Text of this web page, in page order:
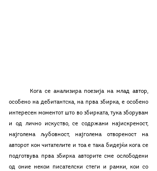
особено на дебитантска, на прва збирка, е особено
интересен моментот што во збирката, тука зборувам
и од лично искуство, се содржани најискреност,
најголема љубовност, најголема отвореност на
авторот кон читателите и тоа е така бидејќи кога се
подготвува прва збирка авторите сме ослободени
од оние некои писателски стеги и рамки, кои со